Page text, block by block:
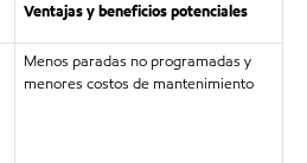
Ventajas y beneficios potenciales
Menos paradas no programadas y
menores costos de mantenimiento